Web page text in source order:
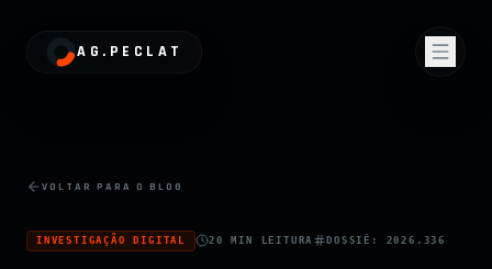
AG.PECLAT
VOLTAR PARA O BLOG
INVESTIGAÇÃO DIGITAL 20 MIN LEITURA DOSSIÊ: 2026.336